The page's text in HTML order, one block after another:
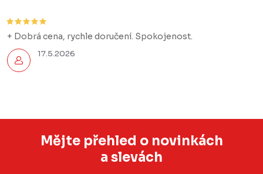
v
ý
p
i
17.5.2026
+ Dobrá cena, rychle doručení. Spokojenost.
Mějte přehled o novinkách
a slevách